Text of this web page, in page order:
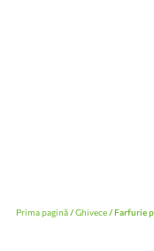
Prima pagină/Ghivece/ Farfurie